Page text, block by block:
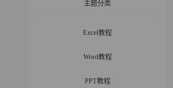
主题分类
Excel教程
Word教程
PPT教程